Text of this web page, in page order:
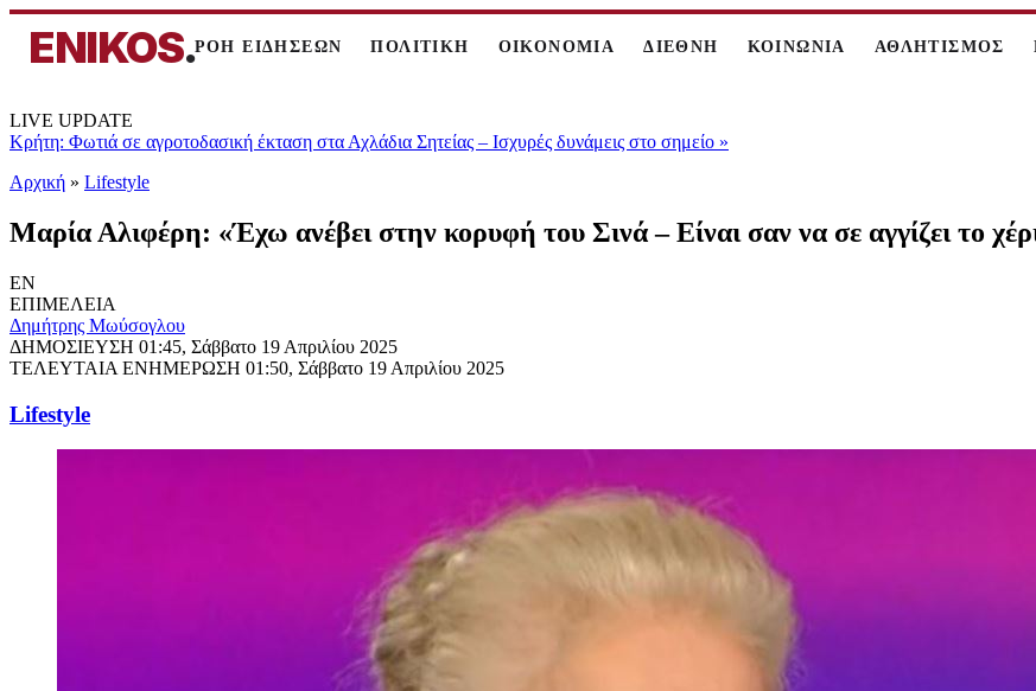
ENIKOS.ΡΟΗ ΕΙΔΗΣΕΩΝ ΠΟΛΙΤΙΚΗ ΟΙΚΟΝΟΜΙΑ ΔΙΕΘΝΗ ΚΟΙΝΩΝΙΑ ΑΘΛΗΤΙΣΜΟΣ
LIVE UPDATE
Κρήτη: Φωτιά σε αγροτοδασική έκταση στα Αχλάδια Σητείας – Ισχυρές δυνάμεις στο σημείο »
Αρχική » Lifestyle
Μαρία Αλιφέρη: «Έχω ανέβει στην κορυφή του Σινά – Είναι σαν να σε αγγίζει το
EN
ΕΠΙΜΕΛΕΙΑ
Δημήτρης Μωύσογλου
ΔΗΜΟΣΙΕΥΣΗ 01:45, Σάββατο 19 Απριλίου 2025
ΤΕΛΕΥΤΑΙΑ ΕΝΗΜΕΡΩΣΗ 01:50, Σάββατο 19 Απριλίου 2025
Lifestyle